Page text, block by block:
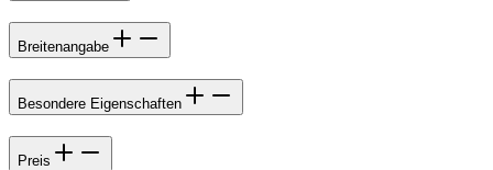
Breitenangabe
Besondere Eigenschaften
Preis